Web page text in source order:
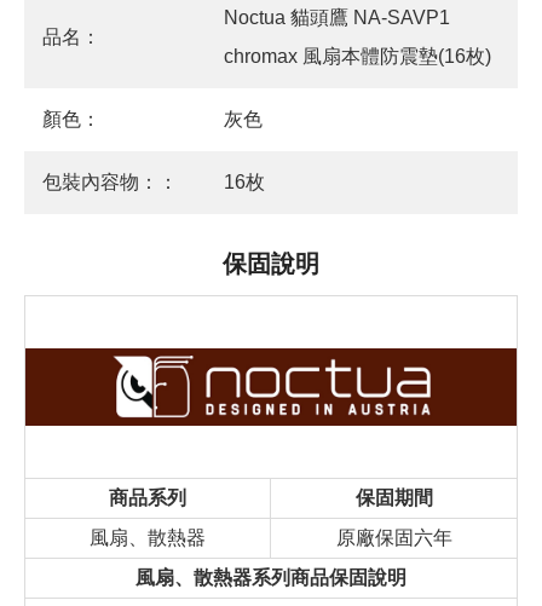
品名：
Noctua 貓頭鷹 NA-SAVP1
chromax 風扇本體防震墊(16枚)
顏色： 灰色
包裝內容物：： 16枚
保固說明
商品系列
保固期間
風扇、散熱器
原廠保固六年
風扇、散熱器系列商品保固說明